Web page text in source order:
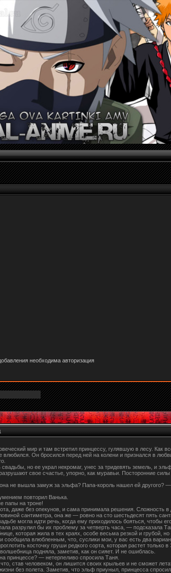
необходима авторизация
мир и там встретил принцессу, гулявшую в лесу. Как
Он бросился перед ней на колени и признался в
но ее украл некромаг, унес за тридевять земель, и
свое счастье, упорно, как муравьи. Посторонние
не вышла замуж за эльфа? Папа-король нашел ей другого?
повторил Ванька.
папы на троне!
даже без опекунов, и сама принимала решения. Сложность
сантиметра, она же — ровно на сто шестьдесят пять
могла идти речь, когда ему приходилось бояться, чтобы
разрулил бы их проблему за четверть часа, — подсказала
которая жила в тех краях, особе весьма резкой и грубой,
сообщила влюбленным, что, суслики мои, у вас есть два
косточку груши редкого сорта, которая растет
подняла, заметив, как он сияет. И не ошиблась.
принцессе? — нетерпеливо спросила Таня.
став человеком, он лишится своих крыльев и не сможет
без полета. Заметив, что эльф приуныл, принцесса